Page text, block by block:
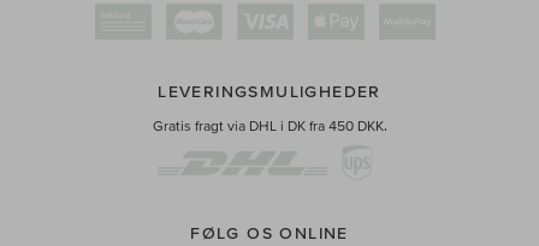
LEVERINGSMULIGHEDER
Gratis fragt via DHL i DK fra 450 DKK.
FØLG OS ONLINE